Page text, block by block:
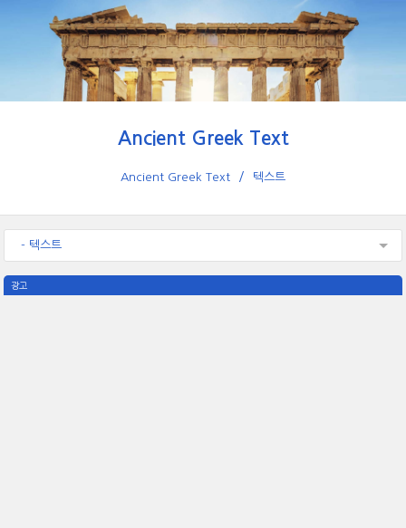
Ancient Greek Text
Ancient Greek Text 텍스트
- 텍스트
광고